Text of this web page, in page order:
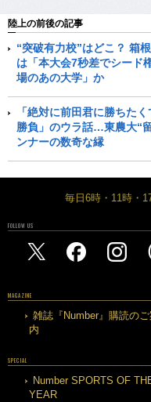
陸上の前後の記事
“突破有力校”はどこ？ 箱
は「本大会7秒差でシード
場のあの大学」か
「絶対に前田君に勝ちた
勝負」のウラ話…東農大“
ンナーの数奇な縁
毎日6時・11時・
FOLLOW US
MAGAZINE
雑誌『Number』購読のご
内
SPECIAL
Number SPORTS OF
YEAR